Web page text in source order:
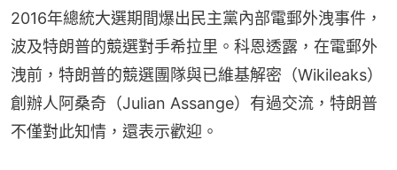
2016年總統大選期間爆出民主黨內部電郵外洩事件，
波及特朗普的競選對手希拉里。科恩透露，在電郵外
洩前，特朗普的競選團隊與已維基解密（Wikileaks）
創辦人阿桑奇（Julian Assange）有過交流，特朗普
不僅對此知情，還表示歡迎。